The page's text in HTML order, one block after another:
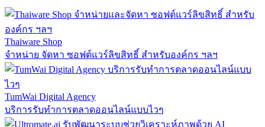
Thaiware Shop
จำหน่าย จัดหา ซอฟต์แวร์ลิขสิทธิ์ สำหรับองค์กร ฯลฯ
TumWai Digital Agency
บริการรับทำการตลาดออนไลน์แบบไวๆ